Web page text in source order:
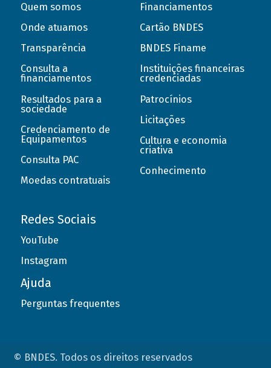
Quem somos
Onde atuamos
Transparência
Consulta a
financiamentos
Resultados para a
sociedade
Credenciamento de
Equipamentos
Consulta PAC
Moedas contratuais
Financiamentos
Cartão BNDES
BNDES Finame
Instituições financeiras
credenciadas
Patrocínios
Licitações
Cultura e economia
criativa
Conhecimento
Redes Sociais
YouTube
Instagram
Ajuda
Perguntas frequentes
© BNDES. Todos os direitos reservados